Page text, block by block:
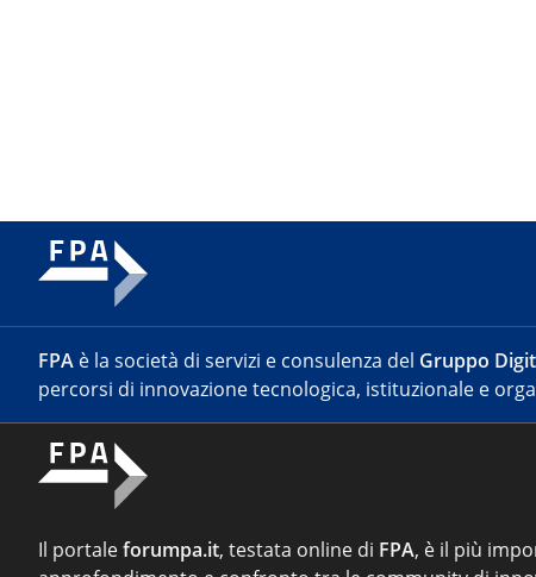
FPA è la società di servizi e consulenza del Gruppo
percorsi di innovazione tecnologica, istituzionale e
Il portaleforumpa.it, testata online di FPA, è il più